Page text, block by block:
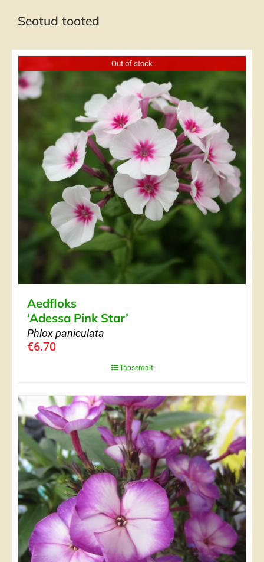
Seotud tooted
Out of stock
Aedfloks
‘Adessa Pink Star’
Phlox paniculata
€6.70
Täpsemalt